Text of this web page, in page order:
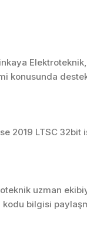
konusunda
2019 LTSC
uzman
bilgisi